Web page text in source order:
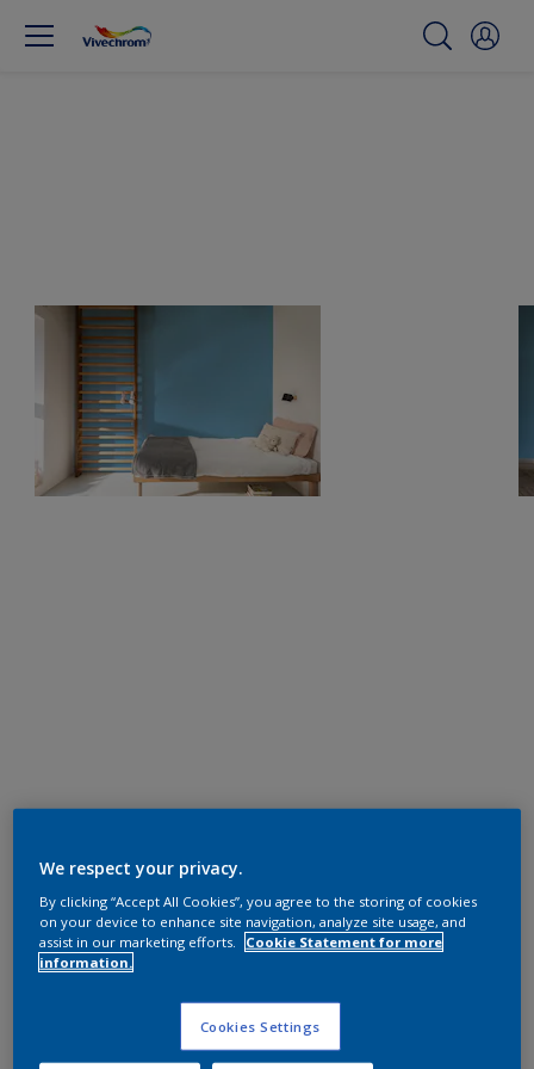
We respect your privacy.
By clicking “Accept All Cookies”, you agree to the storing of cookies
on your device to enhance site navigation, analyze site usage, and
assist in our marketing efforts.
Cookie Statement for more
information.
Cookies Settings